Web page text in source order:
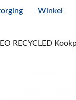
Winkel
RECYCLED